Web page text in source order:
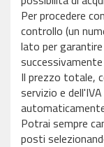
Per procedere
controllo (un
lato per
successivamente
Il prezzo totale,
servizio e
Potrai sempre
posti